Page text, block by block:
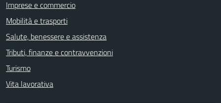
Imprese e commercio
Mobilità e trasporti
Salute, benessere e assistenza
Tributi, finanze e contravvenzioni
Turismo
Vita lavorativa